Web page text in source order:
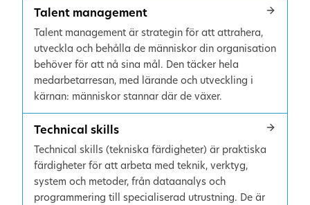
Talent management
Talent management är strategin för att attrahera,
utveckla och behålla de människor din organisation
behöver för att nå sina mål. Den täcker hela
medarbetarresan, med lärande och utveckling i
kärnan: människor stannar där de växer.
Technical skills
Technical skills (tekniska färdigheter) är praktiska
färdigheter för att arbeta med teknik, verktyg,
system och metoder, från dataanalys och
programmering till specialiserad utrustning. De är